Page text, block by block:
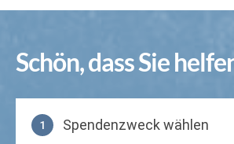
Schön, dass Sie
1 Spendenzweck wählen